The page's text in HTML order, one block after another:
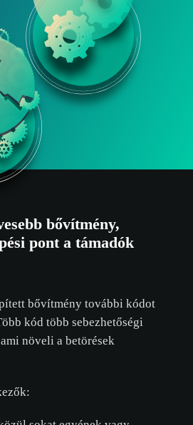
bővítmény,
pont a támadók
bővítmény további kódot
kód több sebezhetőségi
növeli a betörések